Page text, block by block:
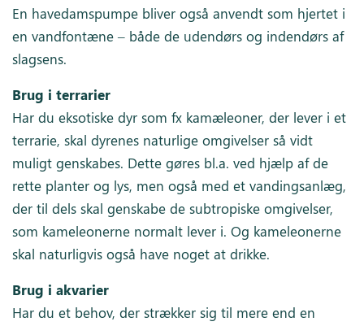
En havedamspumpe bliver også anvendt som hjertet i
en vandfontæne – både de udendørs og indendørs af
slagsens.
Brug i terrarier
Har du eksotiske dyr som fx kamæleoner, der lever i et
terrarie, skal dyrenes naturlige omgivelser så vidt
muligt genskabes. Dette gøres bl.a. ved hjælp af de
rette planter og lys, men også med et vandingsanlæg,
der til dels skal genskabe de subtropiske omgivelser,
som kameleonerne normalt lever i. Og kameleonerne
skal naturligvis også have noget at drikke.
Brug i akvarier
Har du et behov, der strækker sig til mere end en